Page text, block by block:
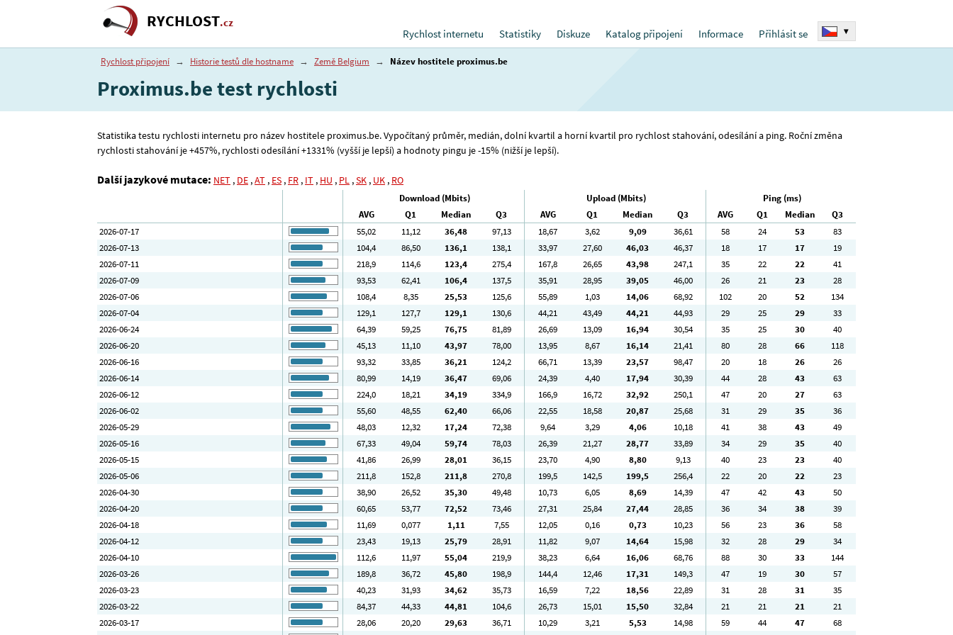
RYCHLOST.cz
Rychlost internetu
Statistiky Diskuze Katalog připojení Informace Přihlásit se ▾
Rychlost připojení → Historie testů dle hostname → Země Belgium → Název hostitele proximus.be
Proximus.be test rychlosti
Statistika testu rychlosti internetu pro název hostitele proximus.be. Vypočítaný průměr, medián, dolní kvartil a horní kvartil pro rychlost stahování, odesílání a ping. Roční změna
rychlosti stahování je +457%, rychlosti odesílání +1331% (vyšší je lepší) a hodnoty pingu je -15% (nižší je lepší).
Další jazykové mutace: NET , DE ,AT , ES , FR , IT , HU , PL ,SK , UK , RO
Download (Mbits) Upload (Mbits)
Ping (ms)
AVG
Q1 Median Q3 AVG Q1 Median Q3 AVG Q1 Median
Q3
2026-07-17
55,02 11,12 36,48 97,13 18,67 3,62 9,09 36,61 58 24 53
83
2026-07-13
104,4 86,50 136,1 138,1 33,97 27,60 46,03 46,37 18 17 17
19
2026-07-11
218,9 114,6 123,4 275,4 167,8 26,65 43,98 247,1 35 22 22
41
2026-07-09
93,53 62,41 106,4 137,5 35,91 28,95 39,05 46,00 26 21 23
28
2026-07-06
108,4 8,35 25,53 125,6 55,89 1,03 14,06 68,92 102 20 52
134
2026-07-04
129,1 127,7 129,1 130,6 44,21 43,49 44,21 44,93 29 25 29
33
2026-06-24
64,39 59,25 76,75 81,89 26,69 13,09 16,94 30,54 35 25 30
40
2026-06-20
45,13 11,10 43,97 78,00 13,95 8,67 16,14 21,41 80 28 66
118
2026-06-16
93,32 33,85 36,21 124,2 66,71 13,39 23,57 98,47 20 18 26
26
2026-06-14
80,99 14,19 36,47 69,06 24,39 4,40 17,94 30,39 44 28 43
63
2026-06-12
224,0 18,21 34,19 334,9 166,9 16,72 32,92 250,1 47 20 27
63
2026-06-02
55,60 48,55 62,40 66,06 22,55 18,58 20,87 25,68 31 29 35
36
2026-05-29
48,03 12,32 17,24 72,38 9,64 3,29 4,06 10,18 41 38 43
49
2026-05-16
67,33 49,04 59,74 78,03 26,39 21,27 28,77 33,89 34 29 35
40
2026-05-15
41,86 26,99 28,01 36,15 23,70 4,90 8,80 9,13 40 23 23
40
2026-05-06
211,8 152,8 211,8 270,8 199,5 142,5 199,5 256,4 22 20 22
23
2026-04-30
38,90 26,52 35,30 49,48 10,73 6,05 8,69 14,39 47 42 43
50
2026-04-20
60,65 53,77 72,52 73,46 27,31 25,84 27,44 28,85 36 34 38
39
2026-04-18
11,69 0,077 1,11 7,55 12,05 0,16 0,73 10,23 56 23 36
58
2026-04-12
23,43 19,13 25,79 28,91 11,82 9,07 14,64 15,98 32 28 29
34
2026-04-10
112,6 11,97 55,04 219,9 38,23 6,64 16,06 68,76 88 30 33
144
2026-03-26
189,8 36,72 45,80 198,9 144,4 12,46 17,31 149,3 47 19 30
57
2026-03-23
40,23 31,93 34,62 35,73 16,59 7,22 18,56 22,89 31 28 31
35
2026-03-22
84,37 44,33 44,81 104,6 26,73 15,01 15,50 32,84 21 21 21
21
2026-03-17
28,06 20,20 29,63 36,71 10,29 3,21 5,53 14,98 59 44 47
68